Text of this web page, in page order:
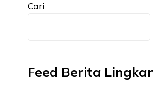
Cari
Feed Berita Lingkar